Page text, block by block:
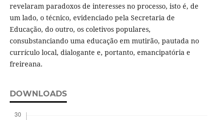
revelaram paradoxos de interesses no processo, isto é, de
um lado, o técnico, evidenciado pela Secretaria de
Educação, do outro, os coletivos populares,
consubstanciando uma educação em mutirão, pautada no
currículo local, dialogante e, portanto, emancipatória e
freireana.
DOWNLOADS